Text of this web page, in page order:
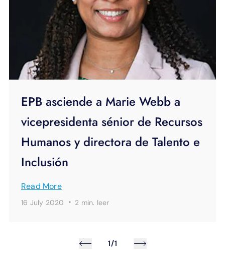
EPB asciende a Marie Webb a
vicepresidenta sénior de Recursos
Humanos y directora de Talento e
Inclusión
Read More
16 July 2020 · 2 min. leer
1/1